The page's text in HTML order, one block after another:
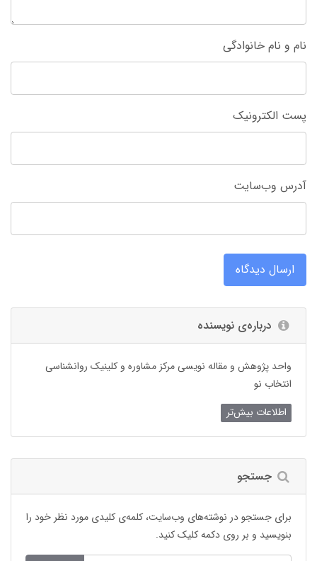
نام و نام خانوادگی
پست الکترونیک
آدرس وب‌سایت
ارسال دیدگاه
درباره‌ی نویسنده
واحد پژوهش و مقاله نویسی مرکز مشاوره و کلینیک روانشناسی
انتخاب نو
اطلاعات بیش‌تر
جستجو
برای جستجو در نوشته‌های وب‌سایت، کلمه‌ی کلیدی مورد نظر خود را
بنویسید و بر روی دکمه کلیک کنید.